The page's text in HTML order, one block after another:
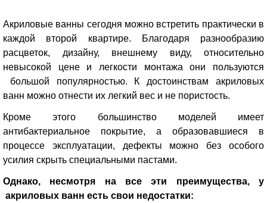
Акриловые ванны сегодня можно встретить практически в
каждой второй квартире. Благодаря разнообразию
расцветок, дизайну, внешнему виду, относительно
невысокой цене и легкости монтажа они пользуются
большой популярностью. К достоинствам акриловых
ванн можно отнести их легкий вес и не пористость.
Кроме этого большинство моделей имеет
антибактериальное покрытие, а образовавшиеся в
процессе эксплуатации, дефекты можно без особого
усилия скрыть специальными пастами.
Однако, несмотря на все эти преимущества, у
акриловых ванн есть свои недостатки: